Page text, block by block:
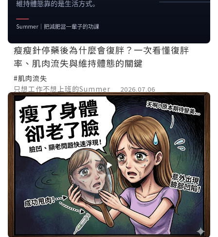
瘦瘦針停藥後為什麼會復胖？一次看懂復胖
率、肌肉流失與維持體態的關鍵
#肌肉流失
只想工作不想上班的Summer
2026.07.06